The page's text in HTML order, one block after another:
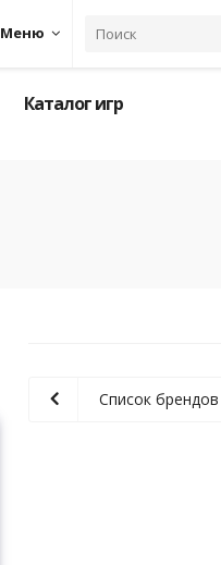
Каталог игр
Меню
Список брендов